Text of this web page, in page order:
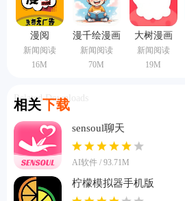
漫阅
新闻阅读
16M
漫千绘漫画
新闻阅读
70M
大树漫画
新闻阅读
19M
相关下载
Related Downloads
sensoul聊天
AI软件 / 93.71M
柠檬模拟器手机版